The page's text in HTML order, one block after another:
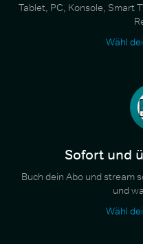
Tablet, PC, Konsole, Smart
Wähl
Sofort und
Buch dein Abo und stream
und
Wähl